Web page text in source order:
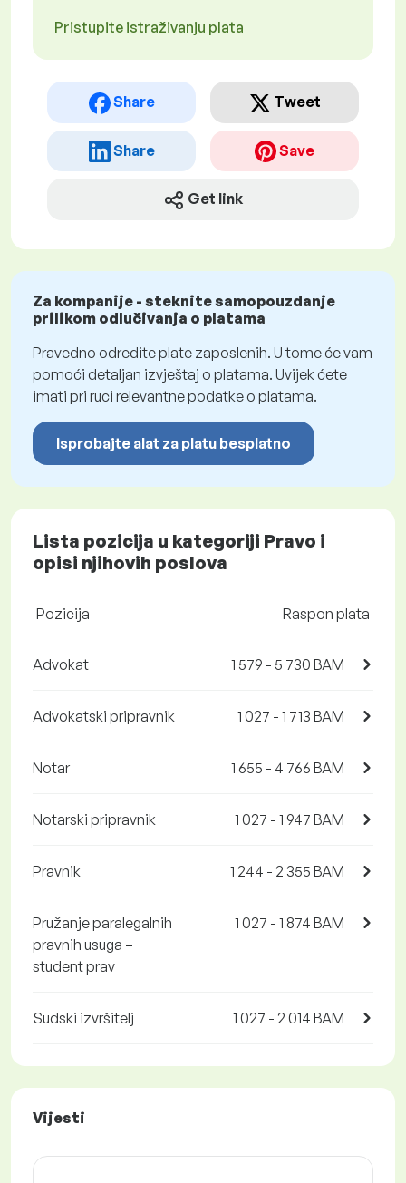
Pristupite istraživanju plata
Share Tweet
Share Save
Get link
Za kompanije - steknite samopouzdanje
prilikom odlučivanja o platama
Pravedno odredite plate zaposlenih. U tome će vam
pomoći detaljan izvještaj o platama. Uvijek ćete
imati pri ruci relevantne podatke o platama.
Isprobajte alat za platu besplatno
Lista pozicija u kategoriji Pravo i
opisi njihovih poslova
Pozicija Raspon plata
Advokat 1 579 - 5 730 BAM
Advokatski pripravnik 1 027 - 1 713 BAM
Notar 1 655 - 4 766 BAM
Notarski pripravnik 1 027 - 1 947 BAM
Pravnik 1 244 - 2 355 BAM
Pružanje paralegalnih
pravnih usuga –
student prav
1 027 - 1 874 BAM
Sudski izvršitelj 1 027 - 2 014 BAM
Vijesti